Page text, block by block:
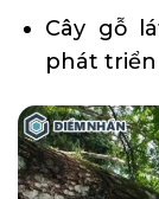
Cây gỗ
phát